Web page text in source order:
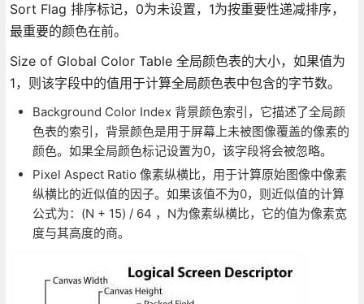
Sort Flag 排序标记，0为未设置，1为按重要性递减排序，
最重要的颜色在前。
Size of Global Color Table 全局颜色表的大小，如果值为
1，则该字段中的值用于计算全局颜色表中包含的字节数。
Background Color Index 背景颜色索引，它描述了全局颜
色表的索引，背景颜色是用于屏幕上未被图像覆盖的像素的
颜色。如果全局颜色标记设置为0，该字段将会被忽略。
Pixel Aspect Ratio 像素纵横比，用于计算原始图像中像素
纵横比的近似值的因子。如果该值不为0，则近似值的计算
公式为：(N + 15) / 64 ，N为像素纵横比，它的值为像素宽
度与其高度的商。